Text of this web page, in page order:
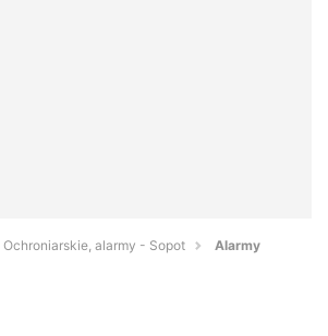
Ochroniarskie, alarmy - Sopot Alarmy